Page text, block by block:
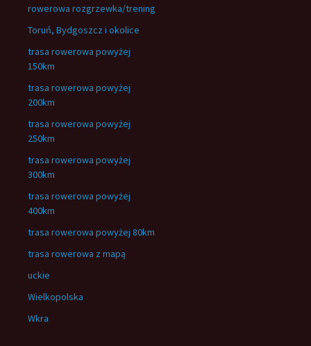
rowerowa rozgrzewka/trening
Toruń, Bydgoszcz i okolice
trasa rowerowa powyżej
150km
trasa rowerowa powyżej
200km
trasa rowerowa powyżej
250km
trasa rowerowa powyżej
300km
trasa rowerowa powyżej
400km
trasa rowerowa powyżej 80km
trasa rowerowa z mapą
uckie
Wielkopolska
Wkra